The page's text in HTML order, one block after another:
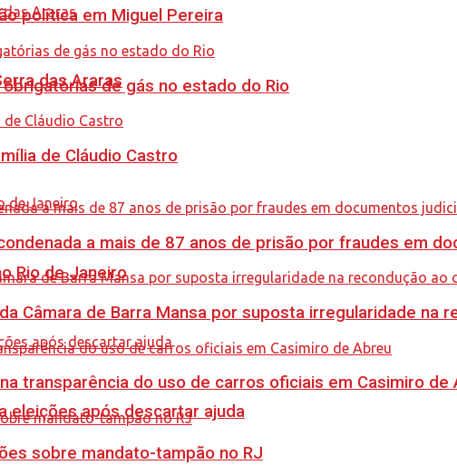
das Araras
Rio de Janeiro
eleições após descartar ajuda
política em Miguel Pereira
de gás no estado do Rio
de Cláudio Castro
a mais de 87 anos de prisão por fraudes em
Câmara de Barra Mansa por suposta irregularidade na
transparência do uso de carros oficiais em Casimiro de
sobre mandato-tampão no RJ